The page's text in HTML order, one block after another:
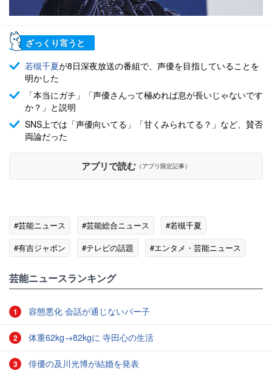
ざっくり言うと
若槻千夏が8日深夜放送の番組で、声優を目指していることを
明かした
「本当にガチ」「声優さんって極めれば息が長いじゃないです
か？」と説明
SNS上では「声優向いてる」「甘くみられてる？」など、賛否
両論だった
アプリで読む （アプリ限定記事）
#芸能ニュース #芸能総合ニュース
#若槻千夏
#有吉ジャポン
#テレビの話題 #エンタメ・芸能ニュース
芸能ニュースランキング
1 容態悪化 会話が通じないパー子
2 体重62kg→82kgに 寺田心の生活
3 俳優の及川光博が結婚を発表